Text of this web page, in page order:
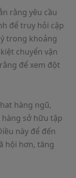
rằng yêu cầu
để truy hỏi cập
trong khoảng
chuyển vận
để xem đột
hàng ngũ,
sở hữu tập
này để đến
hội hơn, tăng